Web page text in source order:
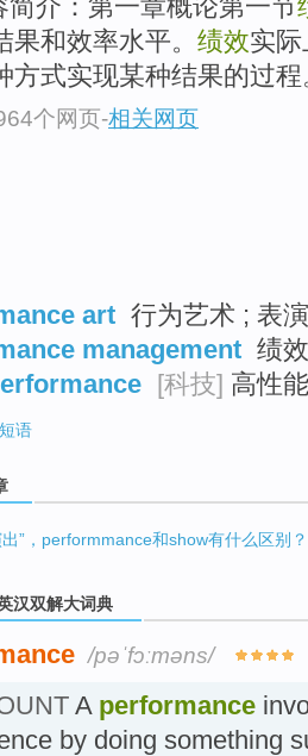
简介：第一章概论第一节
果和效率水平。 绩效实
方式实现某种结果的过程
个网页-相关网页
art 行为艺术 ; 表
management 绩
[科技] 高性
语
出”，performmance和show有什么区别？
汉双解大词典
/pəˈfɔːməns/
A performance
by doing something